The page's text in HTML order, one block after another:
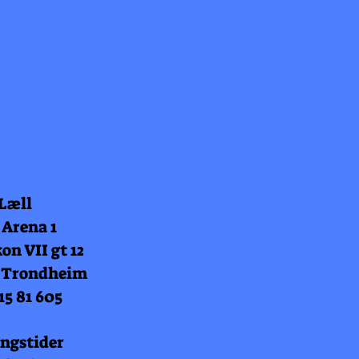
1
VII gt 12
Trondheim
81 605